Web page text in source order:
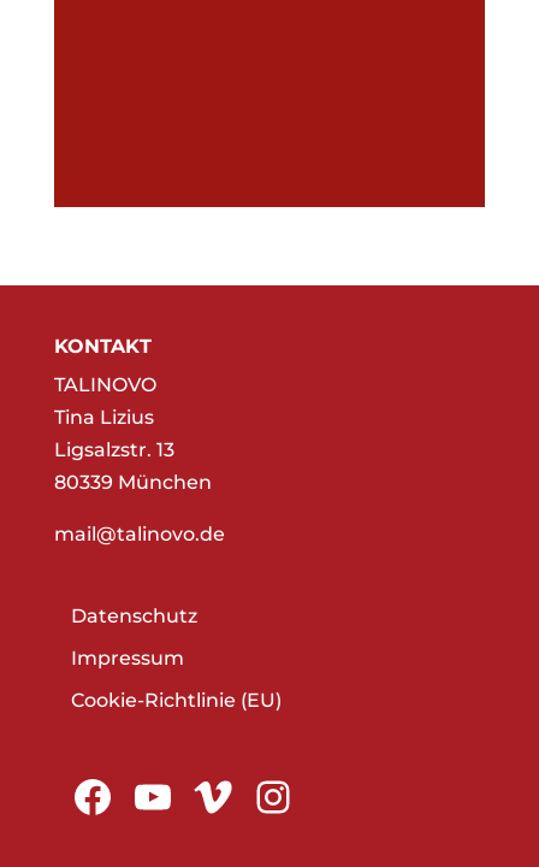
KONTAKT
TALINOVO
Tina Lizius
Ligsalzstr. 13
80339 München
mail@talinovo.de
Datenschutz
Impressum
Cookie-Richtlinie (EU)
Facebook
YouTube
VimeoInstagram